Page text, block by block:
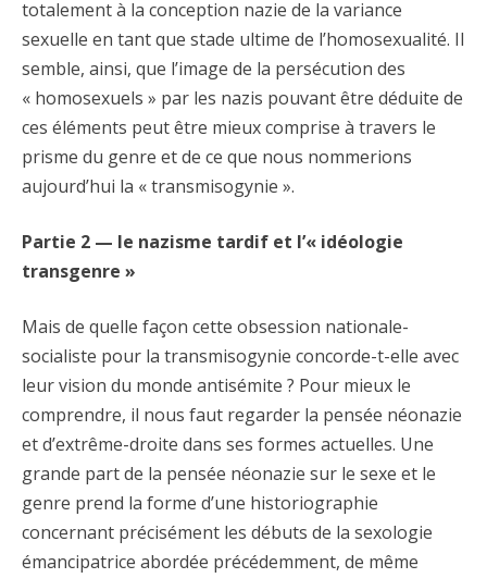
totalement à la conception nazie de la variance
sexuelle en tant que stade ultime de l’homosexualité. Il
semble, ainsi, que l’image de la persécution des
« homosexuels » par les nazis pouvant être déduite de
ces éléments peut être mieux comprise à travers le
prisme du genre et de ce que nous nommerions
aujourd’hui la « transmisogynie ».
Partie 2 — le nazisme tardif et l’« idéologie
transgenre »
Mais de quelle façon cette obsession nationale-
socialiste pour la transmisogynie concorde-t-elle avec
leur vision du monde antisémite ? Pour mieux le
comprendre, il nous faut regarder la pensée néonazie
et d’extrême-droite dans ses formes actuelles. Une
grande part de la pensée néonazie sur le sexe et le
genre prend la forme d’une historiographie
concernant précisément les débuts de la sexologie
émancipatrice abordée précédemment, de même